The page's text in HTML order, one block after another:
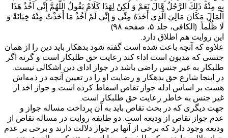
بِهِ مِنْهُ ذَلِكَ الرَّجُلُ قَالَ نَعَمْ وَ لَكِنْ لِهَذَا كَلَامٌ يَقُولُ اللَّهُمَّ إِنِّي آخُذُ هَذَا
الْمَالَ مَكَانَ مَالِيَ الَّذِي أَخَذَهُ مِنِّي وَ إِنِّي لَمْ آخُذْ مَا أَخَذْتُ مِنْهُ خِيَانَةً وَ
لَا ظُلْماً. (الکافی، جلد ۵، صفحه ۹۸)
این روایت هم اطلاق دارد.
علاوه که آنچه باعث شده است گفته شود بدهکار باید دین را از همان
جنسی که مدیون است اداء کند رعایت حق طلبکار است و گرنه اگر
طلبکار به غیر جنس راضی باشد در جواز ادای دین اشکالی نیست.
در اینجا شارع حق بدهکار و رضایت او را در تعیین آنچه در ذمه‌اش
هست بر اساس ادله جواز تقاص اسقاط کرده است و جواز اخذ از
غیر جنس به خاطر رعایت حق طلبکار است.
جهت دیگری که در بحث تقاص باید به آن پرداخت مساله جواز و
عدم جواز تقاص از ودیعه است. دو طایفه روایت در مساله تقاص از
ودیعه وجود دارد که برخی از آنها بر جواز دلالت دارند و برخی بر عدم